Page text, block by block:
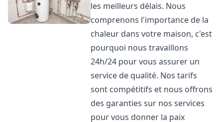
les meilleurs délais. Nous
comprenons l'importance de la
chaleur dans votre maison, c'est
pourquoi nous travaillons
24h/24 pour vous assurer un
service de qualité. Nos tarifs
sont compétitifs et nous offrons
des garanties sur nos services
pour vous donner la paix